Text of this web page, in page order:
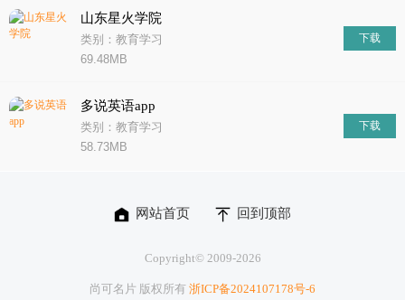
山东星火学院
类别：教育学习
69.48MB
下载
多说英语app
类别：教育学习
58.73MB
下载
网站首页 回到顶部
Copyright© 2009-2026
尚可名片 版权所有 浙ICP备2024107178号-6